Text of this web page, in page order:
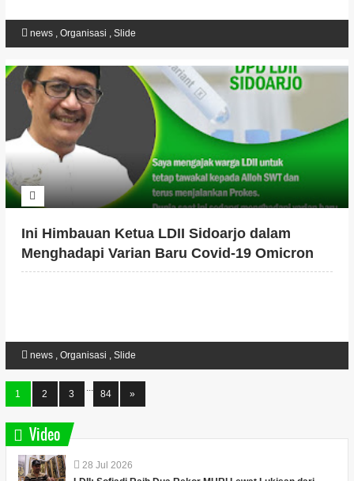
news , Organisasi , Slide
Ini Himbauan Ketua LDII Sidoarjo dalam
Menghadapi Varian Baru Covid-19 Omicron
news , Organisasi , Slide
1 2 3
...
84 »
Video
28 Jul 2026